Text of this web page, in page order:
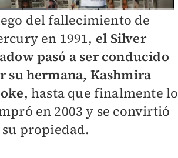
del fallecimiento de
en 1991, el Silver
pasó a ser conducido
su hermana, Kashmira
, hasta que finalmente lo
en 2003 y se convirtió
su propiedad.